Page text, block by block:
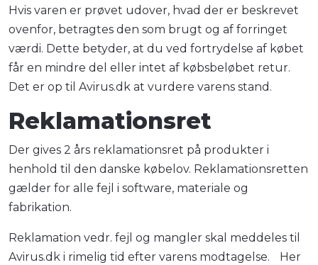
Hvis varen er prøvet udover, hvad der er beskrevet
ovenfor, betragtes den som brugt og af forringet
værdi. Dette betyder, at du ved fortrydelse af købet
får en mindre del eller intet af købsbeløbet retur.
Det er op til Avirus.dk at vurdere varens stand.
Reklamationsret
Der gives 2 års reklamationsret på produkter i
henhold til den danske købelov. Reklamationsretten
gælder for alle fejl i software, materiale og
fabrikation.
Reklamation vedr. fejl og mangler skal meddeles til
Avirus.dk i rimelig tid efter varens modtagelse. Her